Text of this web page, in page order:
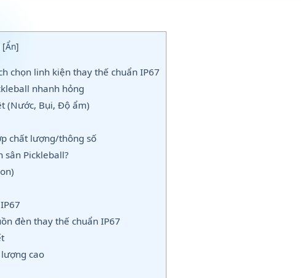
[Ẩn]
chọn linh kiện thay thế chuẩn IP67
nhanh hỏng
(Nước, Bụi, Độ ẩm)
chất lượng/thông số
sân Pickleball?
đèn thay thế chuẩn IP67
cao